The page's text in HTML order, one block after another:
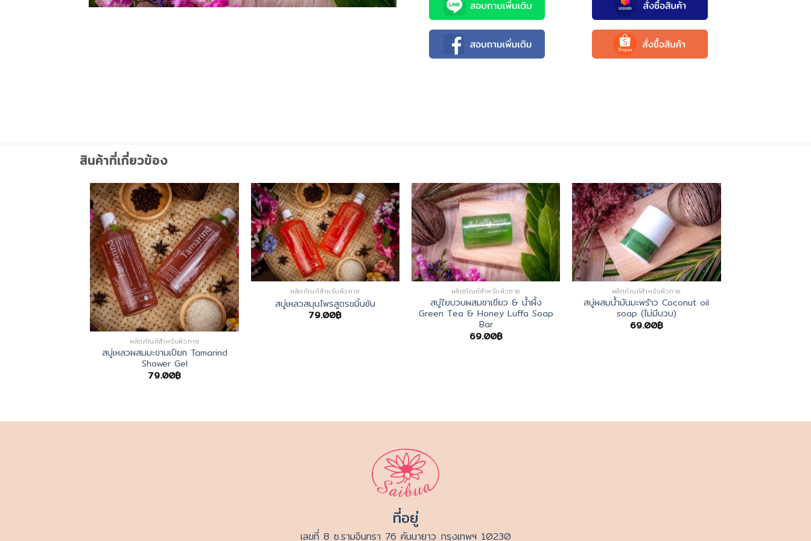
สินค้าที่เกี่ยวข้อง
ผลิตภัณฑ์สำหรับผิวกาย
สบู่เหลวผสมมะขามเปียก Tamarind
Shower Gel
79.00฿
ผลิตภัณฑ์สำหรับผิวกาย
สบู่เหลวสมุนไพรสูตรขมิ้นชัน
79.00฿
ผลิตภัณฑ์สำหรับผิวกาย
สบู่ใยบวบผสมชาเขียว & น้ำผึ้ง
Green Tea & Honey Luffa Soap
Bar
69.00฿
ผลิตภัณฑ์สำหรับผิวกาย
สบู่ผสมน้ำมันมะพร้าว Coconut oil
soap (ไม่มีบวบ)
69.00฿
ที่อยู่
เลขที่ 8 ซ.รามอินทรา 76 คันนายาว กรุงเทพฯ 10230